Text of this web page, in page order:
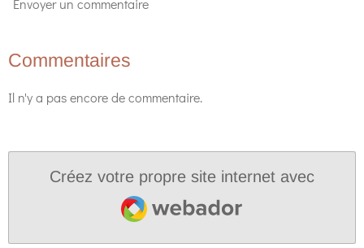
Envoyer un commentaire
Commentaires
Il n'y a pas encore de commentaire.
Créez votre propre site internet avec
Webador